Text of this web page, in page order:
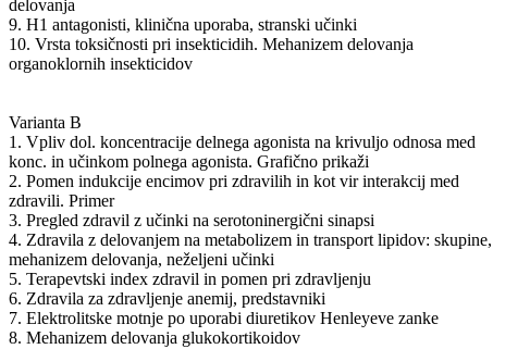
delovanja
9. H1 antagonisti, klinična uporaba, stranski učinki
10. Vrsta toksičnosti pri insekticidih. Mehanizem delovanja
organoklornih insekticidov
Varianta B
1. Vpliv dol. koncentracije delnega agonista na krivuljo odnosa med
konc. in učinkom polnega agonista. Grafično prikaži
2. Pomen indukcije encimov pri zdravilih in kot vir interakcij med
zdravili. Primer
3. Pregled zdravil z učinki na serotoninergični sinapsi
4. Zdravila z delovanjem na metabolizem in transport lipidov: skupine,
mehanizem delovanja, neželjeni učinki
5. Terapevtski index zdravil in pomen pri zdravljenju
6. Zdravila za zdravljenje anemij, predstavniki
7. Elektrolitske motnje po uporabi diuretikov Henleyeve zanke
8. Mehanizem delovanja glukokortikoidov